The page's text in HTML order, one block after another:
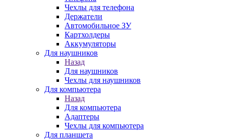
Чехлы для телефона
Держатели
Автомобильное ЗУ
Картхолдеры
Аккумуляторы
Для наушников
Назад
Для наушников
Чехлы для наушников
Для компьютера
Назад
Для компьютера
Адаптеры
Чехлы для компьютера
Для планшета